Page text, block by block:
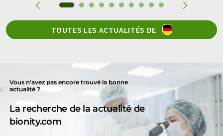
TOUTES LES ACTUALITÉS DE
Vous n'avez pas encore trouvé la bonne
actualité ?
La recherche de la actualité de
bionity.com